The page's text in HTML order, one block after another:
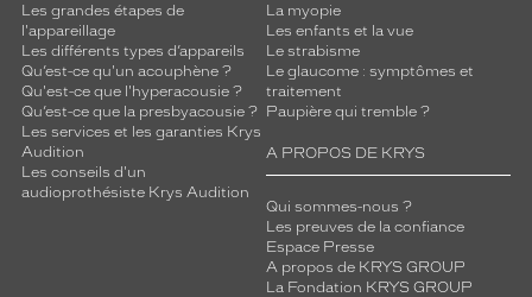
Les grandes étapes de
l'appareillage
Les différents types d’appareils
Qu’est-ce qu'un acouphène ?
Qu'est-ce que l'hyperacousie ?
Qu’est-ce que la presbyacousie ?
Les services et les garanties Krys
Audition
Les conseils d'un
audioprothésiste Krys Audition
La myopie
Les enfants et la vue
Le strabisme
Le glaucome : symptômes et
traitement
Paupière qui tremble ?
A PROPOS DE KRYS
Qui sommes-nous ?
Les preuves de la confiance
Espace Presse
A propos de KRYS GROUP
La Fondation KRYS GROUP